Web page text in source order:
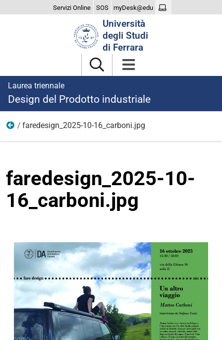
Servizi Online SOS myDesk@edu
Università
degli Studi
di Ferrara
Laurea triennale
Design del Prodotto industriale
2025
faredesign_2025-10-16_carboni.jpg
faredesign_2025-10-
16_carboni.jpg